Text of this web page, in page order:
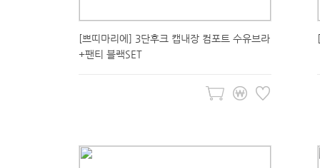
[쁘띠마리에] 3단후크 캡내장 컴포트 수유브라
+팬티 블랙SET